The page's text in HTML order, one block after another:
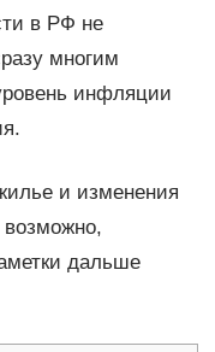
в РФ не
многим
инфляции
и изменения
возможно,
дальше